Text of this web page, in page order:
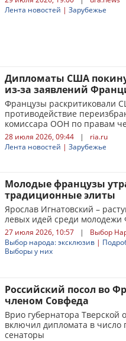
Лента новостей | Зарубежье
Дипломаты США
из-за заявлений
Французы раскритиковали
противодействие
комиссара ООН по правам
28 июля 2026, 09:44 |
ria.ru
Лента новостей | Зарубежье
Молодые французы
традиционные элиты
Ярослав Игнатовский –
левых идей среди
27 июля 2026, 10:57 |
Выбор
Выбор народа: эксклюзив |
Выборы у них
Российский посол во
членом Совфеда
Врио губернатора Тверской
включил дипломата в число
сенаторы